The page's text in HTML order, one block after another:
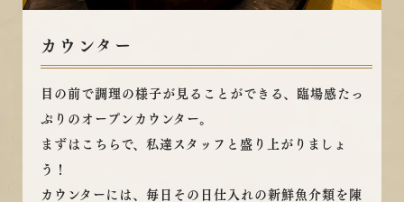
カウンター
目の前で調理の様子が見ることができる、臨場感たっ
ぷりのオープンカウンター。
まずはこちらで、私達スタッフと盛り上がりましょ
う！
カウンターには、毎日その日仕入れの新鮮魚介類を陳